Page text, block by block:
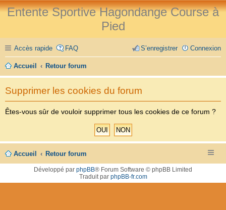
Entente Sportive Hagondange Course à
Pied
Accès rapide FAQ Connexion
S’enregistrer
Accueil Retour forum
Supprimer les cookies du forum
Êtes-vous sûr de vouloir supprimer tous les cookies de ce forum ?
Accueil Retour forum
Développé par phpBB® Forum Software © phpBB Limited
Traduit par phpBB-fr.com